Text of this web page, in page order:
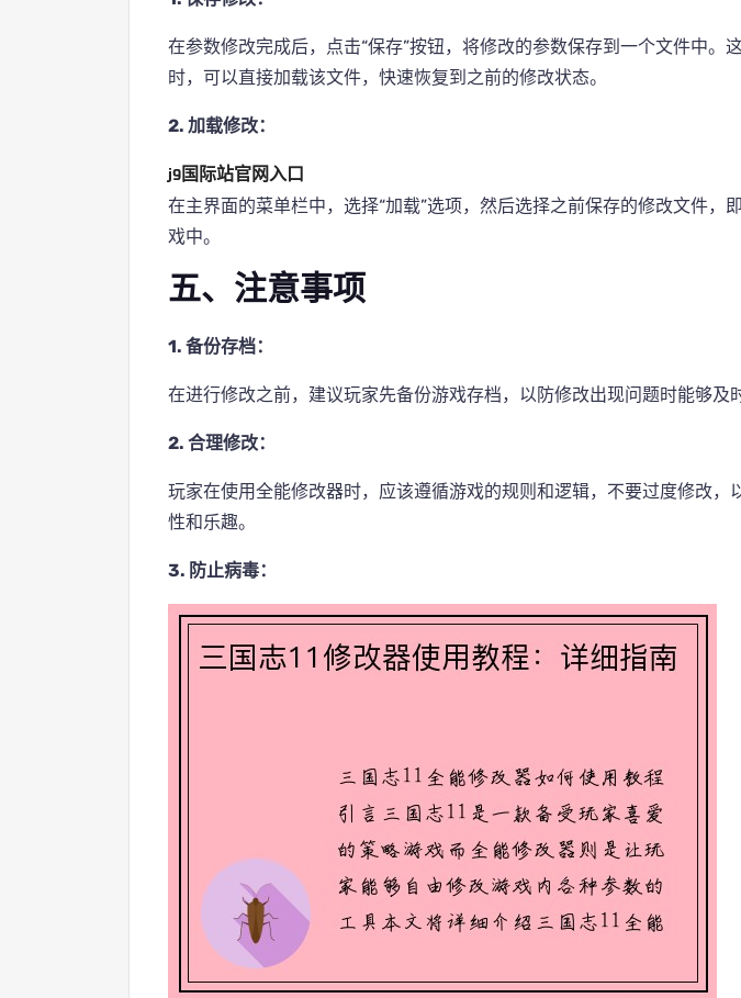
在参数修改完成后，点击“保存”按钮，将修改的参数保存到一个文件中。
时，可以直接加载该文件，快速恢复到之前的修改状态。
2. 加载修改：
j9国际站官网入口
在主界面的菜单栏中，选择“加载”选项，然后选择之前保存的修改文件，
戏中。
五、注意事项
1. 备份存档：
在进行修改之前，建议玩家先备份游戏存档，以防修改出现问题时能够及
2. 合理修改：
玩家在使用全能修改器时，应该遵循游戏的规则和逻辑，不要过度修改，
性和乐趣。
3. 防止病毒：